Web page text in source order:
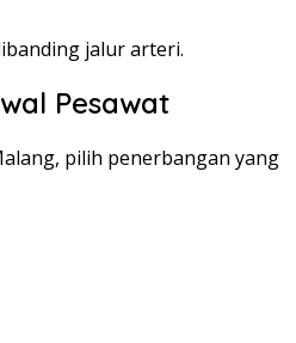
jalur arteri.
Pesawat
pilih penerbangan yang